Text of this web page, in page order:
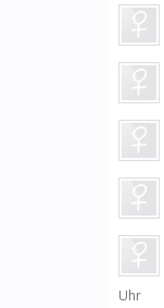
Uhr